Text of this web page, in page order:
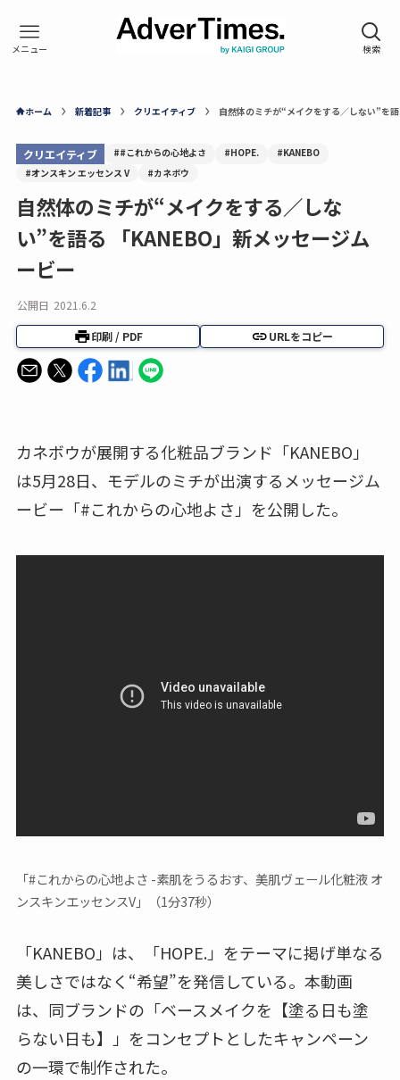
ホーム 新着記事 クリエイティブ 自然体のミチが“メイクをする／しない”を
クリエイティブ ##これからの心地よさ #HOPE.
#KANEBO
#オンスキン エッセンス V
#カネボウ
自然体のミチが“メイクをする／しな
い”を語る 「KANEBO」新メッセージム
ービー
公開日 2021.6.2
印刷 / PDF URLをコピー
カネボウが展開する化粧品ブランド「KANEBO」
は5月28日、モデルのミチが出演するメッセージム
ービー「#これからの心地よさ」を公開した。
「#これからの心地よさ -素肌をうるおす、美肌ヴェール化粧液 オ
ンスキンエッセンスV」（1分37秒）
「KANEBO」は、「HOPE.」をテーマに掲げ単なる
美しさではなく“希望”を発信している。本動画
は、同ブランドの「ベースメイクを【塗る日も塗
らない日も】」をコンセプトとしたキャンペーン
の一環で制作された。